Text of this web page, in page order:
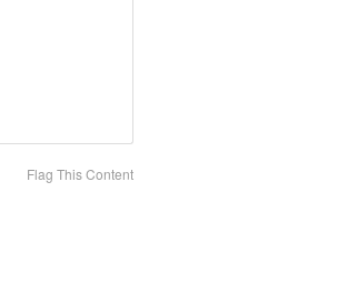
Flag This Content